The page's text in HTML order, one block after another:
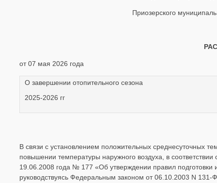
Приозерского
от 07 мая 2026 года
О завершении отопительного сезона
2025-2026 гг
В связи с установлением положительных среднесуточных
повышении температуры наружного воздуха, в
19.06.2008 года № 177 «Об утверждении правил подготовки
руководствуясь Федеральным законом от 06.10.2003 N